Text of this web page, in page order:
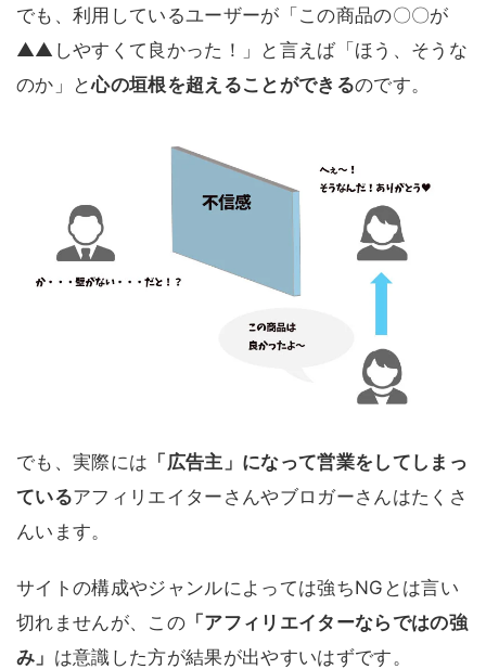
でも、利用しているユーザーが「この商品の〇〇が
▲▲しやすくて良かった！」と言えば「ほう、そうな
のか」と心の垣根を超えることができるのです。
でも、実際には 「広告主」になって営業をしてしまっ
ているアフィリエイターさんやブロガーさんはたくさ
んいます。
サイトの構成やジャンルによっては強ちNGとは言い
切れませんが、この 「アフィリエイターならではの強
み」 は意識した方が結果が出やすいはずです。